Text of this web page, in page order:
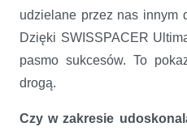
udzielane przez nas innym
Dzięki SWISSPACER
pasmo sukcesów. To
drogą.
Czy w zakresie